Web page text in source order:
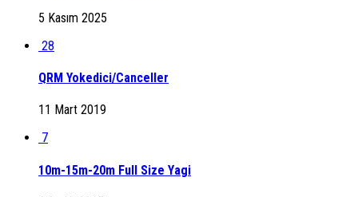
5 Kasım 2025
28
QRM Yokedici/Canceller
11 Mart 2019
7
10m-15m-20m Full Size Yagi